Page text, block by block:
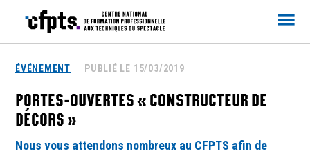
ÉVÉNEMENT PUBLIÉ LE 15/03/2019
PORTES-OUVERTES « CONSTRUCTEUR DE
DÉCORS »
Nous vous attendons nombreux au CFPTS afin de